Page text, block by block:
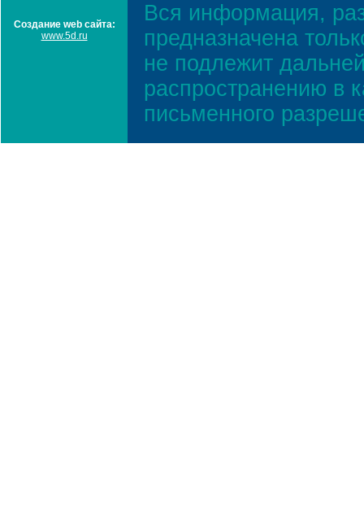
Создание web сайта:
www.5d.ru
Вся информация,
предназначена
не подлежит
распространению в
письменного